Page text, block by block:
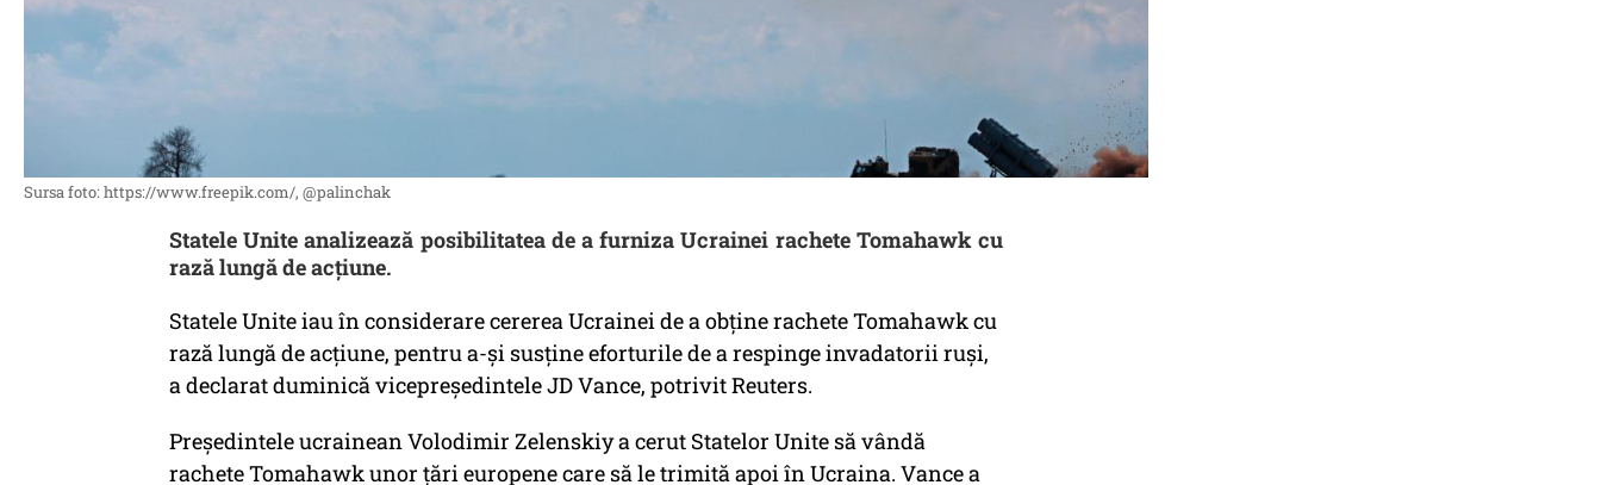
Sursa foto: https://www.freepik.com/, @palinchak
Statele Unite analizează posibilitatea de a furniza Ucrainei rachete Tomahawk cu
rază lungă de acțiune.
Statele Unite iau în considerare cererea Ucrainei de a obține rachete Tomahawk cu
rază lungă de acțiune, pentru a-și susține eforturile de a respinge invadatorii ruși,
a declarat duminică vicepreședintele JD Vance, potrivit Reuters.
Președintele ucrainean Volodimir Zelenskiy a cerut Statelor Unite să vândă
rachete Tomahawk unor țări europene care să le trimită apoi în Ucraina. Vance a